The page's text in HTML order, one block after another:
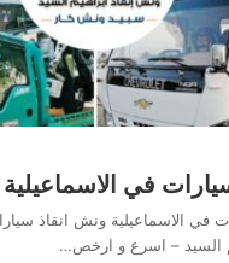
في الاسماعيلية
في الاسماعيلية ونش انقاذ
السيد – اسرع و ارخص…